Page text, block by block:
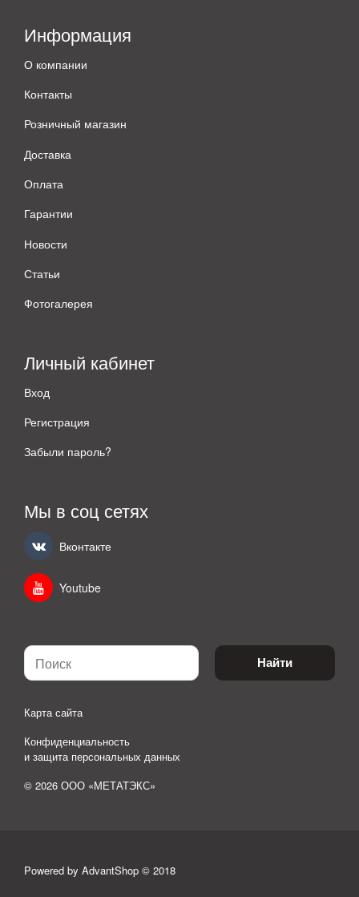
Информация
О компании
Контакты
Розничный магазин
Доставка
Оплата
Гарантии
Новости
Статьи
Фотогалерея
Личный кабинет
Вход
Регистрация
Забыли пароль?
Мы в соц сетях
Вконтакте
Youtube
Найти
Карта сайта
Конфиденциальность
и защита персональных данных
© 2026 ООО «МЕТАТЭКС»
Powered by AdvantShop © 2018